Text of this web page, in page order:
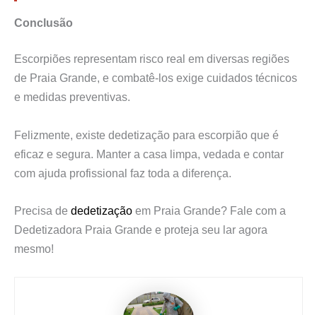
Conclusão
Escorpiões representam risco real em diversas regiões
de Praia Grande, e combatê-los exige cuidados técnicos
e medidas preventivas.
Felizmente, existe dedetização para escorpião que é
eficaz e segura. Manter a casa limpa, vedada e contar
com ajuda profissional faz toda a diferença.
Precisa de dedetização em Praia Grande? Fale com a
Dedetizadora Praia Grande e proteja seu lar agora
mesmo!